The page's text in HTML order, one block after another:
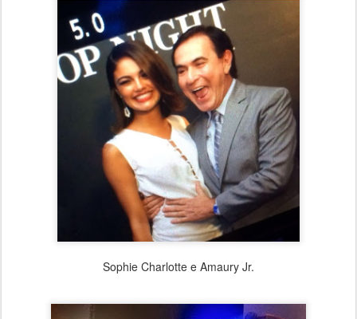
Sophie Charlotte e Amaury Jr.